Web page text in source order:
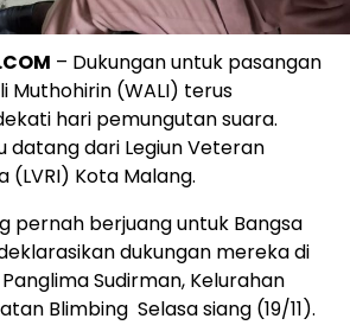
– Dukungan untuk pasangan
Muthohirin (WALI) terus
hari pemungutan suara.
datang dari Legiun Veteran
(LVRI) Kota Malang.
pernah berjuang untuk Bangsa
dukungan mereka di
Sudirman, Kelurahan
Blimbing Selasa siang (19/11).